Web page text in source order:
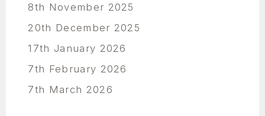
8th November 2025
20th December 2025
17th January 2026
7th February 2026
7th March 2026